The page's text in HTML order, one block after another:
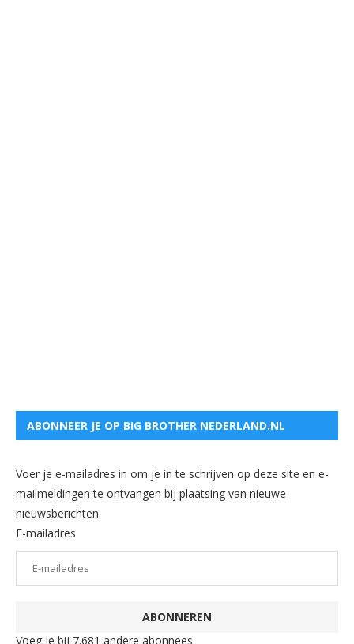
ABONNEER JE OP BIG BROTHER NEDERLAND.NL
Voer je e-mailadres in om je in te schrijven op deze site en e-
mailmeldingen te ontvangen bij plaatsing van nieuwe
nieuwsberichten.
E-mailadres
ABONNEREN
Voeg je bij 7.681 andere abonnees